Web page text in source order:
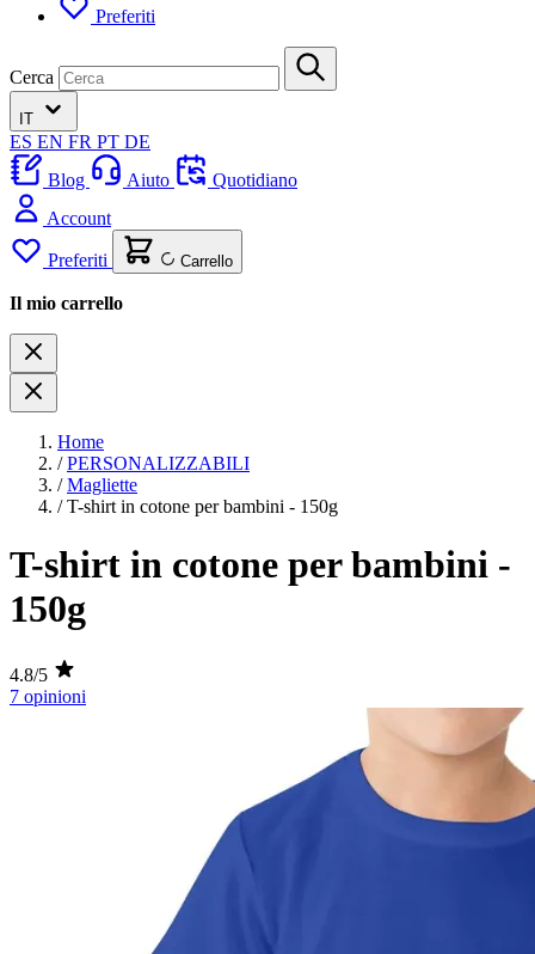
Preferiti
Cerca
IT
ES EN FR PT DE
Blog
Aiuto
Quotidiano
Account
Preferiti Carrello
Il mio carrello
Home
/ PERSONALIZZABILI
/ Magliette
/ T-shirt in cotone per bambini - 150g
T-shirt in cotone per bambini -
150g
4.8/5
7 opinioni